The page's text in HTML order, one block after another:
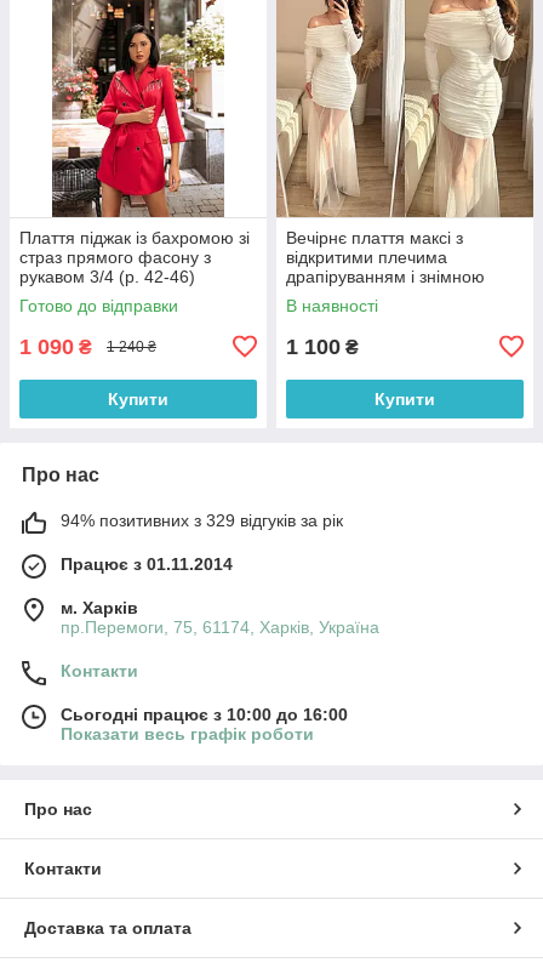
Плаття піджак із бахромою зі
страз прямого фасону з
рукавом 3/4 (р. 42-46)
66032050Qr
Готово до відправки
1 090 ₴ 1 240 ₴
Купити
Вечірнє плаття максі з
відкритими плечима
драпіруванням і знімною
фатиновою спідницею (р. 42-
46) 33036307
В наявності
1 100 ₴
Купити
Про нас
94% позитивних з 329 відгуків за рік
Працює з 01.11.2014
м. Харків
пр.Перемоги, 75, 61174, Харків, Україна
Контакти
Сьогодні працює з 10:00 до 16:00
Показати весь графік роботи
Про нас
Контакти
Доставка та оплата